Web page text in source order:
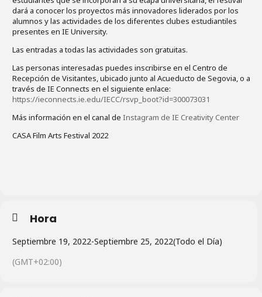
dará a conocer los proyectos más innovadores liderados por los
alumnos y las actividades de los diferentes clubes estudiantiles
presentes en IE University.
Las entradas a todas las actividades son gratuitas.
Las personas interesadas puedes inscribirse en el Centro de
Recepción de Visitantes, ubicado junto al Acueducto de Segovia, o a
través de IE Connects en el siguiente enlace:
https://ieconnects.ie.edu/IECC/rsvp_boot?id=300073031
Más información en el canal de Instagram de IE Creativity Center
CASA Film Arts Festival 2022
Hora
Septiembre 19, 2022-Septiembre 25, 2022(Todo el Día)
(GMT+02:00)